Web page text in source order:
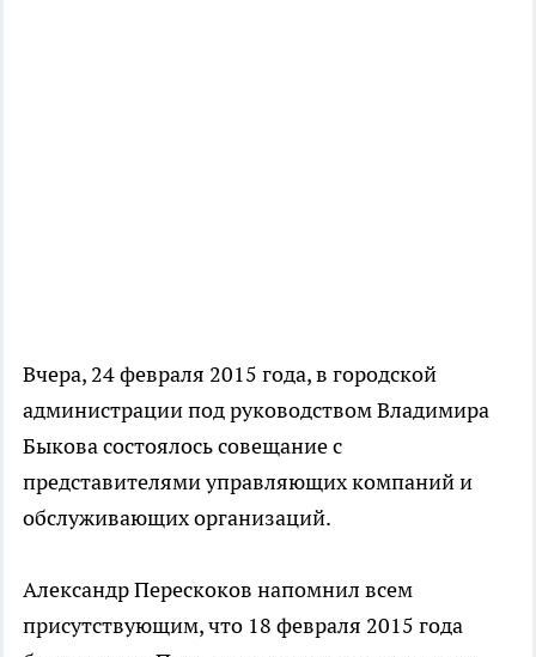
Вчера, 24 февраля 2015 года, в городской
администрации под руководством Владимира
Быкова состоялось совещание с
представителями управляющих компаний и
обслуживающих организаций.
Александр Перескоков напомнил всем
присутствующим, что 18 февраля 2015 года